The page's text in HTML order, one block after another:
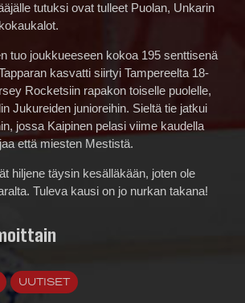
tutuksi ovat tulleet Puolan, Unkarin
tuo joukkueeseen kokoa 195 senttisenä
kasvatti siirtyi Tampereelta 18-
Rocketsiin rapakon toiselle puolelle,
Jukureiden junioreihin. Sieltä tie jatkui
jossa Kaipinen pelasi viime kaudella
että miesten Mestistä.
hiljene täysin kesälläkään, joten ole
Tuleva kausi on jo nurkan takana!
UUTISET